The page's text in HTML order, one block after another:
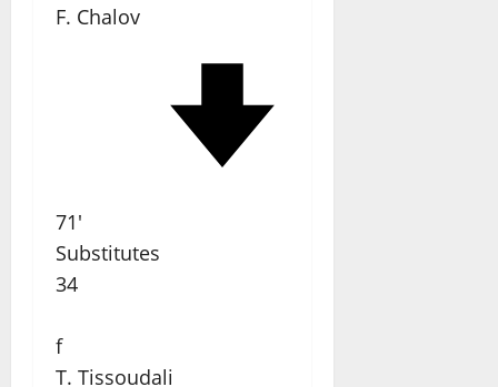
F. Chalov
71'
Substitutes
34
f
T. Tissoudali